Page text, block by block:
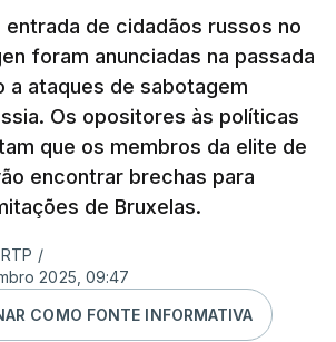
de cidadãos russos no
foram anunciadas na passada
a ataques de sabotagem
Os opositores às políticas
que os membros da elite de
encontrar brechas para
de Bruxelas.
/
2025, 09:47
COMO FONTE INFORMATIVA